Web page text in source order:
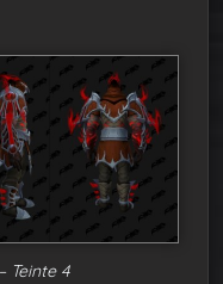
Teinte 4